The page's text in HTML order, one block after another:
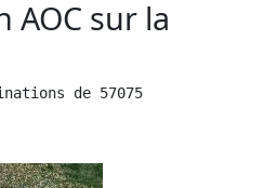
AOC sur la
de 57075